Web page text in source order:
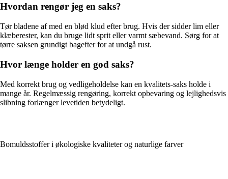
Hvordan rengør jeg en saks?
Tør bladene af med en blød klud efter brug. Hvis der sidder lim eller
klæberester, kan du bruge lidt sprit eller varmt sæbevand. Sørg for at
tørre saksen grundigt bagefter for at undgå rust.
Hvor længe holder en god saks?
Med korrekt brug og vedligeholdelse kan en kvalitets-saks holde i
mange år. Regelmæssig rengøring, korrekt opbevaring og lejlighedsvis
slibning forlænger levetiden betydeligt.
Bomuldsstoffer i økologiske kvaliteter og naturlige farver